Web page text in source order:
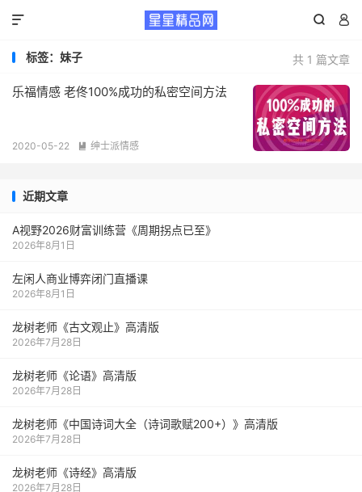
 

共 1 篇文章
标签：妹子
乐福情感 老佟100%成功的私密空间方法
2020-05-22  绅士派情感
近期文章
A视野2026财富训练营《周期拐点已至》
2026年8月1日
左闲人商业博弈闭门直播课
2026年8月1日
龙树老师《古文观止》高清版
2026年7月28日
龙树老师《论语》高清版
2026年7月28日
龙树老师《中国诗词大全（诗词歌赋200+）》高清版
2026年7月28日
龙树老师《诗经》高清版
2026年7月28日